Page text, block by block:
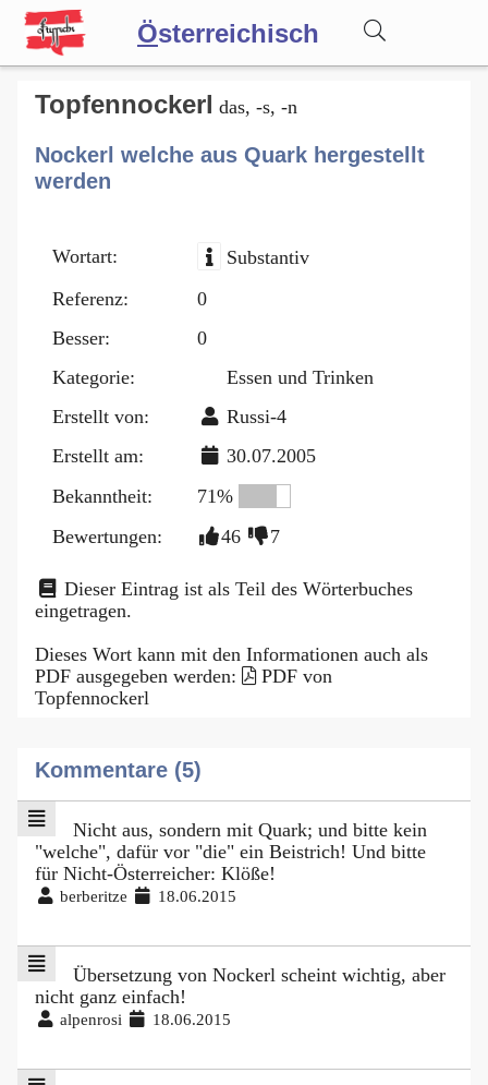
Österreichisch
Wörterbuch
Forum
Topfennockerl das, -s, -n
Nockerl welche aus Quark hergestellt
werden
Wortart:
Substantiv
Referenz:
0
Besser:
0
Kategorie:
Essen und Trinken
Erstellt von:
Russi-4
Erstellt am:
30.07.2005
Bekanntheit:
71%
Bewertungen:
46 7
Dieser Eintrag ist als Teil des Wörterbuches
eingetragen.
Dieses Wort kann mit den Informationen auch als
PDF ausgegeben werden:
PDF von
Topfennockerl
Kommentare (5)
Nicht aus, sondern mit Quark; und bitte kein
"welche", dafür vor "die" ein Beistrich! Und bitte
für Nicht-Österreicher: Klöße!
berberitze 18.06.2015
Übersetzung von Nockerl scheint wichtig, aber
nicht ganz einfach!
alpenrosi 18.06.2015